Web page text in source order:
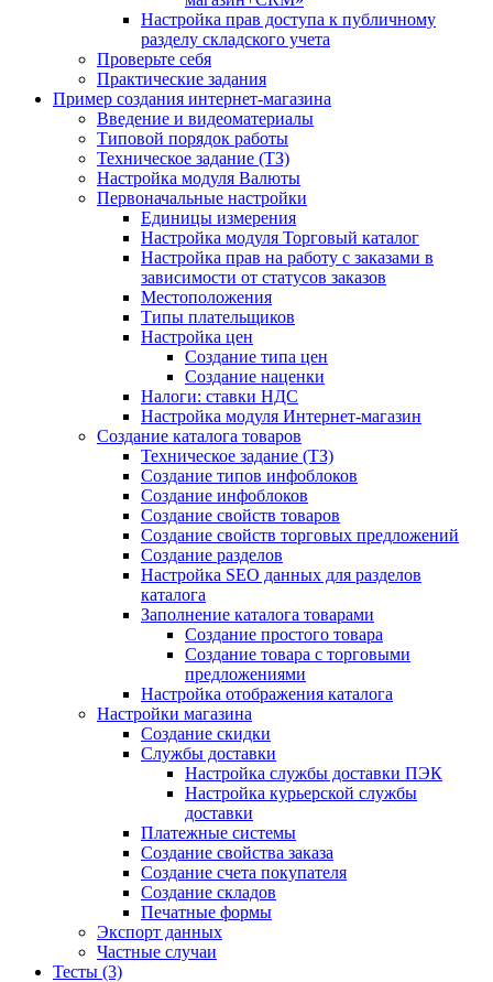
Настройка прав доступа к публичному
разделу складского учета
Проверьте себя
Практические задания
Пример создания интернет-магазина
Введение и видеоматериалы
Типовой порядок работы
Техническое задание (ТЗ)
Настройка модуля Валюты
Первоначальные настройки
Единицы измерения
Настройка модуля Торговый каталог
Настройка прав на работу с заказами в
зависимости от статусов заказов
Местоположения
Типы плательщиков
Настройка цен
Создание типа цен
Создание наценки
Налоги: ставки НДС
Настройка модуля Интернет-магазин
Создание каталога товаров
Техническое задание (ТЗ)
Создание типов инфоблоков
Создание инфоблоков
Создание свойств товаров
Создание свойств торговых предложений
Создание разделов
Настройка SEO данных для разделов
каталога
Заполнение каталога товарами
Создание простого товара
Создание товара с торговыми
предложениями
Настройка отображения каталога
Настройки магазина
Создание скидки
Службы доставки
Настройка службы доставки ПЭК
Настройка курьерской службы
доставки
Платежные системы
Создание свойства заказа
Создание счета покупателя
Создание складов
Печатные формы
Экспорт данных
Частные случаи
Тесты (3)